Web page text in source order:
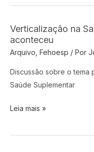
Verticalização na
aconteceu
Arquivo Fehoesp / Por
Discussão sobre o tema
Saúde Suplementar
Verticalização
na
Saúde
Suplementar
já
Leia mais »